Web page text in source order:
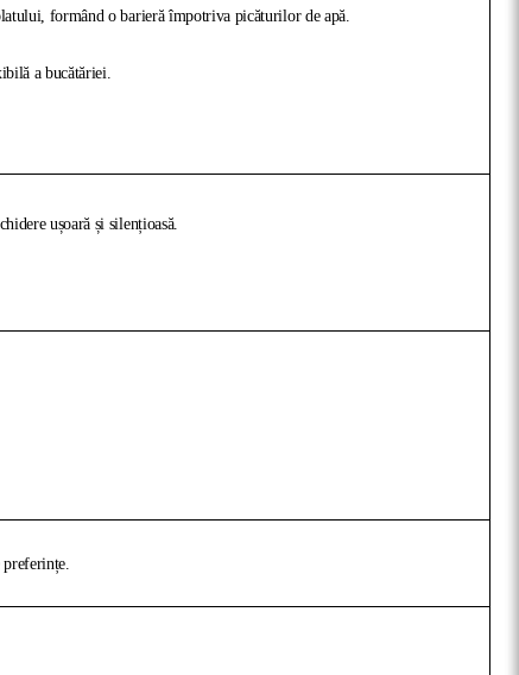
formând o barieră împotriva picăturilor de apă.
a bucătăriei.
ușoară și silențioasă.
preferințe.